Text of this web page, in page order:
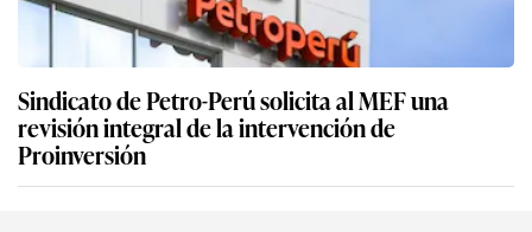
Sindicato de Petro-Perú solicita al MEF una
revisión integral de la intervención de
Proinversión